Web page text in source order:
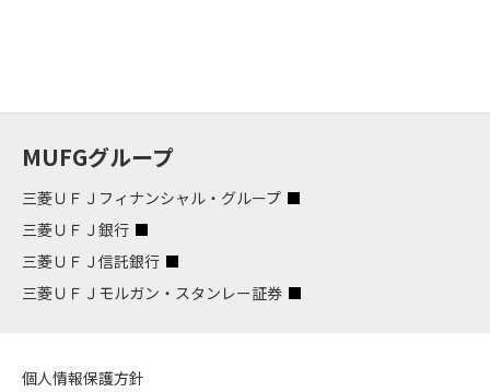
MUFGグループ
三菱ＵＦＪフィナンシャル・グループ
三菱ＵＦＪ銀行
三菱ＵＦＪ信託銀行
三菱ＵＦＪモルガン・スタンレー証券
個人情報保護方針